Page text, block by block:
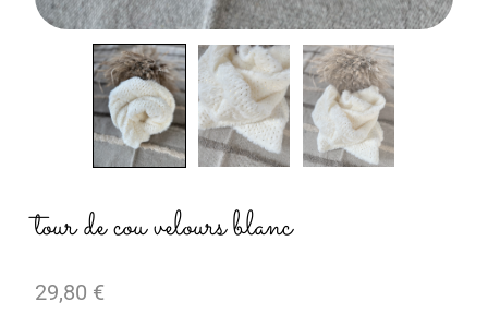
tour de cou velours blanc
29,80 €